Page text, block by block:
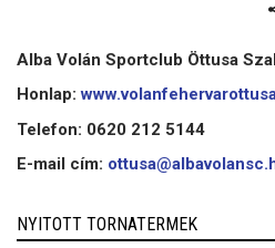
Alba Volán Sportclub Öttusa
Honlap:
Telefon: 0620 212 5144
E-mail cím:
NYITOTT TORNATERMEK